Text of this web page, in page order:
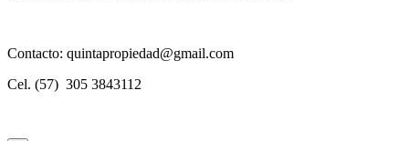
Contacto: quintapropiedad@gmail.com
Cel. (57) 305 3843112